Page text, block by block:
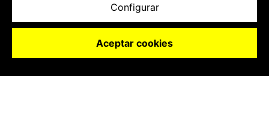
Configurar
Aceptar cookies